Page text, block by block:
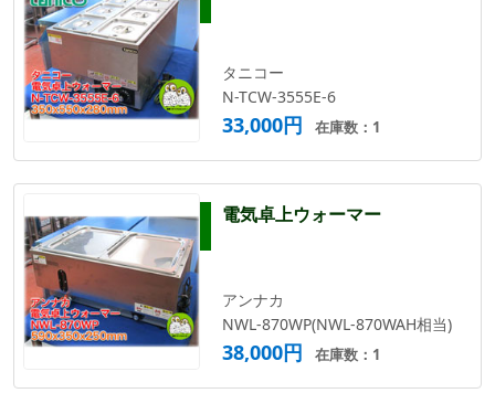
タニコー
N-TCW-3555E-6
33,000円 在庫数：1
電気卓上ウォーマー
アンナカ
NWL-870WP(NWL-870WAH相当)
38,000円 在庫数：1